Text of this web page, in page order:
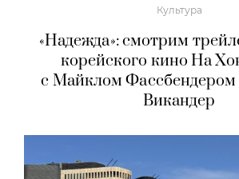
Культура
«Надежда»: смотрим
корейского кино На
с Майклом Фассбендером
Викандер